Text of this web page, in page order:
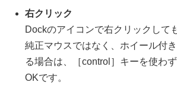
右クリック
Dockのアイコンで右クリックして
純正マウスではなく、ホイール付
る場合は、［control］キーを使わず
OKです。